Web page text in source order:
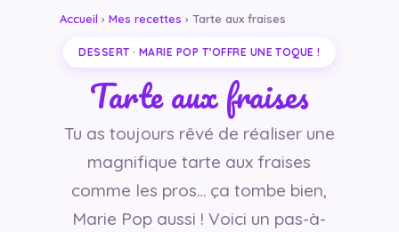
Accueil › Mes recettes › Tarte aux fraises
DESSERT · MARIE POP T’OFFRE UNE TOQUE !
Tarte aux fraises
Tu as toujours rêvé de réaliser une
magnifique tarte aux fraises
comme les pros… ça tombe bien,
Marie Pop aussi ! Voici un pas-à-